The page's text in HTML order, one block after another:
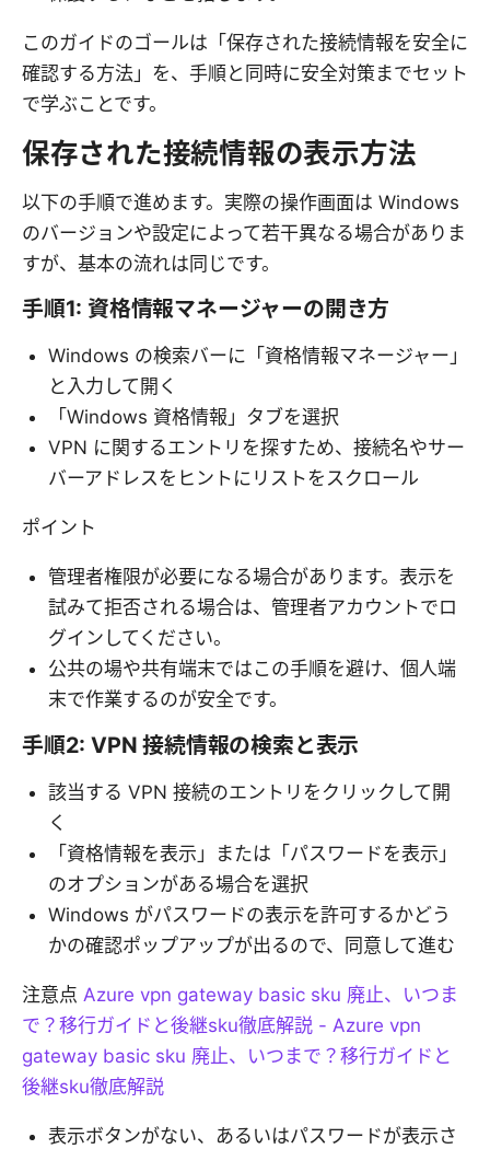
このガイドのゴールは「保存された接続情報を安全に
確認する方法」を、手順と同時に安全対策までセット
で学ぶことです。
保存された接続情報の表示方法
以下の手順で進めます。実際の操作画面は Windows
のバージョンや設定によって若干異なる場合がありま
すが、基本の流れは同じです。
手順1: 資格情報マネージャーの開き方
Windows の検索バーに「資格情報マネージャー」
と入力して開く
「Windows 資格情報」タブを選択
VPN に関するエントリを探すため、接続名やサー
バーアドレスをヒントにリストをスクロール
ポイント
管理者権限が必要になる場合があります。表示を
試みて拒否される場合は、管理者アカウントでロ
グインしてください。
公共の場や共有端末ではこの手順を避け、個人端
末で作業するのが安全です。
手順2: VPN 接続情報の検索と表示
該当する VPN 接続のエントリをクリックして開
く
「資格情報を表示」または「パスワードを表示」
のオプションがある場合を選択
Windows がパスワードの表示を許可するかどう
かの確認ポップアップが出るので、同意して進む
注意点 Azure vpn gateway basic sku 廃止、いつま
で？移行ガイドと後継sku徹底解説 - Azure vpn
gateway basic sku 廃止、いつまで？移行ガイドと
後継sku徹底解説
表示ボタンがない、あるいはパスワードが表示さ